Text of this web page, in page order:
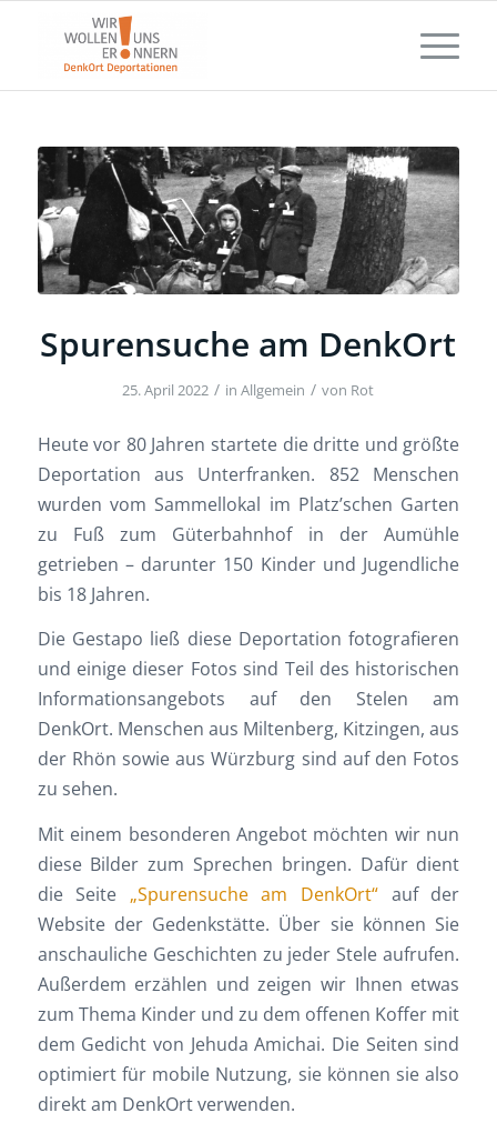
Spurensuche am DenkOrt
25. April 2022 / inAllgemein / von Rot
Heute vor 80 Jahren startete die dritte und größte
Deportation aus Unterfranken. 852 Menschen
wurden vom Sammellokal im Platz’schen Garten
zu Fuß zum Güterbahnhof in der Aumühle
getrieben – darunter 150 Kinder und Jugendliche
bis 18 Jahren.
Die Gestapo ließ diese Deportation fotografieren
und einige dieser Fotos sind Teil des historischen
Informationsangebots auf den Stelen am
DenkOrt. Menschen aus Miltenberg, Kitzingen, aus
der Rhön sowie aus Würzburg sind auf den Fotos
zu sehen.
Mit einem besonderen Angebot möchten wir nun
diese Bilder zum Sprechen bringen. Dafür dient
die Seite „Spurensuche am DenkOrt“ auf der
Website der Gedenkstätte. Über sie können Sie
anschauliche Geschichten zu jeder Stele aufrufen.
Außerdem erzählen und zeigen wir Ihnen etwas
zum Thema Kinder und zu dem offenen Koffer mit
dem Gedicht von Jehuda Amichai. Die Seiten sind
optimiert für mobile Nutzung, sie können sie also
direkt am DenkOrt verwenden.